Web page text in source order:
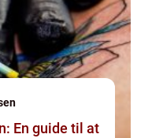
En guide til at